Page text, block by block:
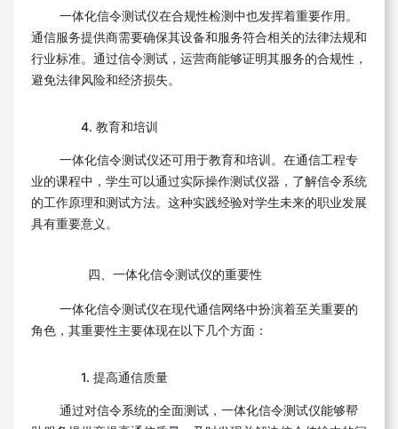
一体化信令测试仪在合规性检测中也发挥着重要作用。
通信服务提供商需要确保其设备和服务符合相关的法律法规和
行业标准。通过信令测试，运营商能够证明其服务的合规性，
避免法律风险和经济损失。
4. 教育和培训
一体化信令测试仪还可用于教育和培训。在通信工程专
业的课程中，学生可以通过实际操作测试仪器，了解信令系统
的工作原理和测试方法。这种实践经验对学生未来的职业发展
具有重要意义。
四、一体化信令测试仪的重要性
一体化信令测试仪在现代通信网络中扮演着至关重要的
角色，其重要性主要体现在以下几个方面：
1. 提高通信质量
通过对信令系统的全面测试，一体化信令测试仪能够帮